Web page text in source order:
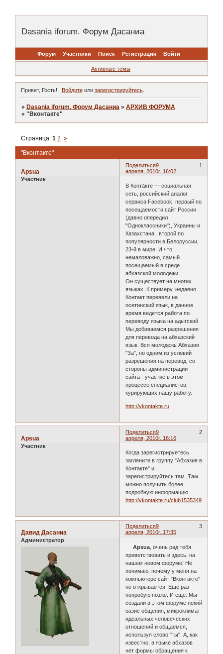
Dasania iforum. Форум Дасаниа
Форум Участники Поиск Регистрация Войти
Активные темы
Привет, Гость! Войдитеили зарегистрируйтесь.
» Dasania iforum. Форум Дасаниа »АРХИВ ФОРУМА
»"Вконтакте"
"Вконтакте"
Страница:1 2 »
Поделиться 1
9
апреля, 2010г. 16:02
Apsua
Участник
В Конта́кте — социальная
сеть, российский аналог
сервиса Facebook, первый по
посещаемости сайт России
(давно опередил
"Одноклассники"), Украины и
Казахстана, второй по
популярности в Белоруссии,
23-й в мире. И что
немаловажно, самый
посещаемый в среде
абхазской молодежи.
Он существует на многих
языках. К примеру, недавно
Контакт перевели на
осетинский язык, в данное
время ведется работа по
переводу языка на адыгский.
Мы добиваемся разрешения
для перевода на абхазский
язык. Вся молодежь Абхазии
"За", но одним из условий
разрешения на перевод, со
стороны администрации
сайта - участие в этом
процессе специалистов,
курирующих нашу работу.
http://vkontakte.ru
Поделиться 2
9
апреля, 2010г. 16:16
Apsua
Участник
Когда зарегистрируетесь
загляните в группу "Абхазия в
Контакте" и
зарегистрируйтесь там. Там
можно получить более
подробную информацию.
http://vkontakte.ru/club1535349
Поделиться 3
9
апреля, 2010г. 17:35
Давид Дасаниа
Администратор
Apsua , очень рад тебя
приветствовать и здесь, на
нашем новом форуме! Не
понимаю, почему у меня на
компьютере сайт "Вконтакте"
не открывается. Ещё раз
попробую позже. И ещё. Мы
создали в этом форуме некий
оазис общения, микроклимат
идеальных человеческих
отношений и общаемся,
используя слово "ты". А, как
известно, в языке абхазов
нет формы обращения к